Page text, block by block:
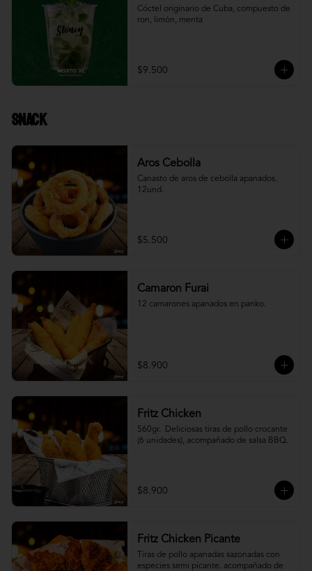
Cóctel originario de Cuba, compuesto de
ron, limón, menta
$9.500
Snack
Aros Cebolla
Canasto de aros de cebolla apanados.
12und.
$5.500
Camaron Furai
12 camarones apanados en panko.
$8.900
Fritz Chicken
560gr.  Deliciosas tiras de pollo crocante
(6 unidades), acompañado de salsa BBQ.
$8.900
Fritz Chicken Picante
Tiras de pollo apanadas sazonadas con
especies semi picante. acompañado de